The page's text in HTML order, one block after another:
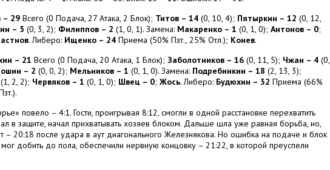
– 29 Всего (0 Подача, 27 Атака, 2 Блок); Титов – 14 (0, 10, 4); Пятыркин – 12 (0, 12,
– 5 (0, 3, 2); Филиппов – 2 (1, 0, 1). Замена: Макаренко – 1 (0, 1, 0); Антонов – 0;
. Либеро: Ищенко – 24 Приема (50% Пзт., 25% Отл.); Конев.
– 21 Всего (0 Подача, 20 Атака, 1 Блок); Заболотников – 16 (0, 11, 5); Чжан – 4 (0,
– 2 (0, 0, 2); Мельников – 1 (0, 1, 0). Замена: Подребинкин – 18 (2, 13, 3);
(1, 2, 2); Червяков – 1 (0, 1, 0); Швец – 0; Жось. Либеро: Будюхин – 32 Приема (66%
повело – 4:1. Гости, проигрывая 8:12, смогли в одной расстановке перехватить
в защите, начал прихватывать хозяев блоком. Дальше шла уже равная борьба, но,
– 20:18 после удара в аут диагонального Железнякова. Но ошибка на подаче и блок
добить до пола, обеспечили нервную концовку – 21:22, в которой преуспели